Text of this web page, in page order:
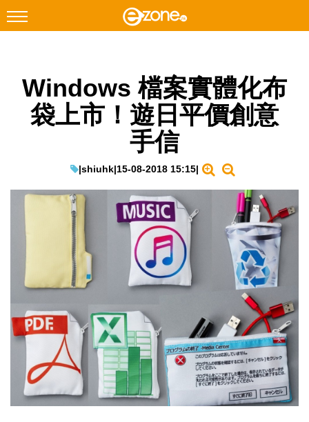
Facebook Instagram
科技焦點
教學評測
生成式AI與雲端應用
特集
Windows 檔案實體化布
袋上市！遊日平價創意
手信
|shiuhk|15-08-2018 15:15|